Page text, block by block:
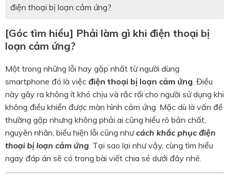
điện thoại bị loạn cảm ứng?
[Góc tìm hiểu] Phải làm gì khi điện thoại bị
loạn cảm ứng?
Một trong những lỗi hay gặp nhất từ người dùng
smartphone đó là việc điện thoại bị loạn cảm ứng. Điều
này gây ra không ít khó chịu và rắc rối cho người sử dụng khi
không điều khiển được màn hình cảm ứng. Mặc dù là vấn đề
thường gặp nhưng không phải ai cũng hiểu rõ bản chất,
nguyên nhân, biểu hiện lỗi cũng nhưcách khắc phục điện
thoại bị loạn cảm ứng. Tại sao lại như vậy, cùng tìm hiểu
ngay đáp án sẽ có trong bài viết chia sẻ dưới đây nhé.